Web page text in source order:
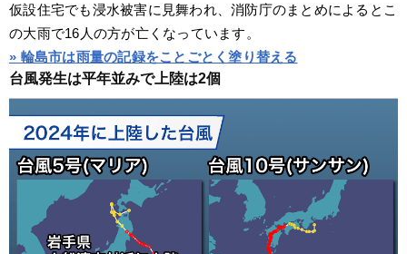
仮設住宅でも浸水被害に見舞われ、消防庁のまとめによるとこ
の大雨で16人の方が亡くなっています。
» 輪島市は雨量の記録をことごとく塗り替える
台風発生は平年並みで上陸は2個